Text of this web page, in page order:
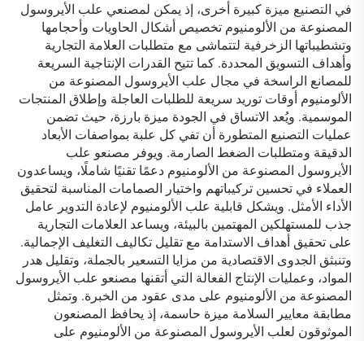
في التصنيع ميزة كبيرة أخرى، إذ يمكن لمصنعي علب الأيروسول
المصنوعة من الألومنيوم تخصيص أشكال الحاويات وأحجامها
وتشطيباتها الزخرفية لتتماشى مع متطلبات العلامة التجارية
وأهداف التسويق المحددة. كما تتيح القدرات الإنتاجية السريعة
للمصانع الراسخة في مجال علب الأيروسول المصنوعة من
الألومنيوم أوقات توريد سريعة للطلبات العاجلة وإطلاق المنتجات
الموسمية. ويُعد الاتساق في الجودة ميزة بارزة، حيث تضمن
عمليات التصنيع المتطورة أن تفي كل علبة بمواصفات الأبعاد
الدقيقة ومتطلبات الضغط الصارمة. ويوفر مصنعو علب
الأيروسول المصنوعة من الألومنيوم دعمًا تقنيًا شاملًا، ويساعدون
العملاء في تحسين تركيباتهم واختيار الصمامات المناسبة لتحقيق
الأداء الأمثل. ويشكل قابلية علب الألومنيوم لإعادة التدوير عامل
جذب للمستهلكين المهتمين بالبيئة، ويساعد العلامات التجارية
على تحقيق أهداف الاستدامة مع تقليل تكاليف التغليف الإجمالية.
وتنبثق الجدوى الاقتصادية من مزايا التسعير بالجملة، وتقليل هدر
المواد، وعمليات الإنتاج الفعالة التي أتقنها مصنعو علب الأيروسول
المصنوعة من الألومنيوم على مدى عقود من الخبرة. وتمثل
مطابقة معايير السلامة ميزة حاسمة، إذ يحافظ المصنعون
الموثوقون لعلب الأيروسول المصنوعة من الألومنيوم على